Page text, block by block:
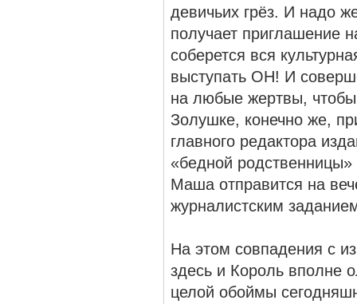
девичьих грёз. И надо
получает приглашение
соберется вся
выступать ОН! И
на любые жертвы,
Золушке, конечно же,
главного редактора
«бедной
Маша отправится на
журналистским
На этом совпадения с
здесь и Король вполне
целой обоймы